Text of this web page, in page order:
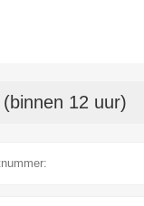
12 uur)